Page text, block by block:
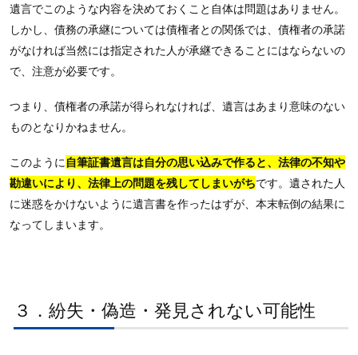
遺言でこのような内容を決めておくこと自体は問題はありません。
しかし、債務の承継については債権者との関係では、債権者の承諾
がなければ当然には指定された人が承継できることにはならないの
で、注意が必要です。
つまり、債権者の承諾が得られなければ、遺言はあまり意味のない
ものとなりかねません。
このように 自筆証書遺言は自分の思い込みで作ると、法律の不知や
勘違いにより、法律上の問題を残してしまいがちです。遺された人
に迷惑をかけないように遺言書を作ったはずが、本末転倒の結果に
なってしまいます。
３．紛失・偽造・発見されない可能性